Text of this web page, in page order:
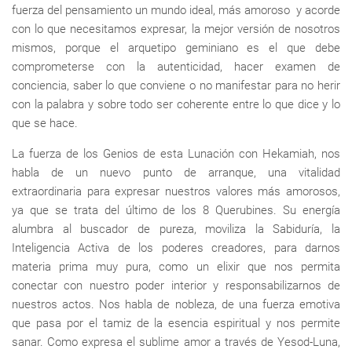
fuerza del pensamiento un mundo ideal, más amoroso y acorde
con lo que necesitamos expresar, la mejor versión de nosotros
mismos, porque el arquetipo geminiano es el que debe
comprometerse con la autenticidad, hacer examen de
conciencia, saber lo que conviene o no manifestar para no herir
con la palabra y sobre todo ser coherente entre lo que dice y lo
que se hace.
La fuerza de los Genios de esta Lunación con Hekamiah, nos
habla de un nuevo punto de arranque, una vitalidad
extraordinaria para expresar nuestros valores más amorosos,
ya que se trata del último de los 8 Querubines. Su energía
alumbra al buscador de pureza, moviliza la Sabiduría, la
Inteligencia Activa de los poderes creadores, para darnos
materia prima muy pura, como un elixir que nos permita
conectar con nuestro poder interior y responsabilizarnos de
nuestros actos. Nos habla de nobleza, de una fuerza emotiva
que pasa por el tamiz de la esencia espiritual y nos permite
sanar. Como expresa el sublime amor a través de Yesod-Luna,